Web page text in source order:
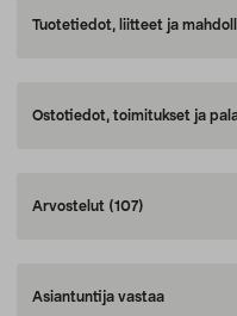
Tuotetiedot, liitteet ja
Ostotiedot, toimitukset ja
Arvostelut (107)
Asiantuntija vastaa